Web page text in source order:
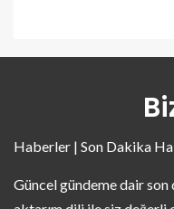
Haberler | Son Dakika
Güncel gündeme dair